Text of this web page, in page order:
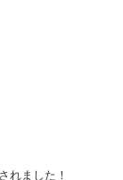
れました！